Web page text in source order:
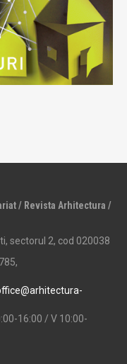
/ Revista Arhitectura /
sectorul 2, cod 020038
16:00 / V 10:00-